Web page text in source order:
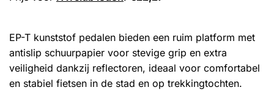
EP-T kunststof pedalen bieden een ruim platform met
antislip schuurpapier voor stevige grip en extra
veiligheid dankzij reflectoren, ideaal voor comfortabel
en stabiel fietsen in de stad en op trekkingtochten.